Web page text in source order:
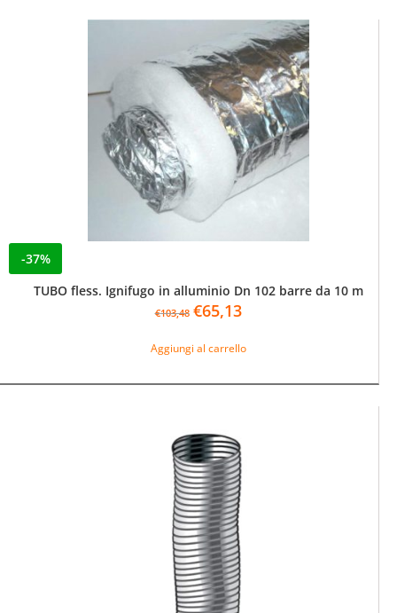
-37%
TUBO fless. Ignifugo in alluminio Dn 102 barre da 10 m
€103,48 Il
originale
€103,48.
€65,13Il
attuale
€65,13.
Aggiungi al carrello